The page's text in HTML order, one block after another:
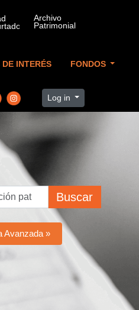
DE INTERÉS FONDOS
Log in
Buscar
Avanzada »